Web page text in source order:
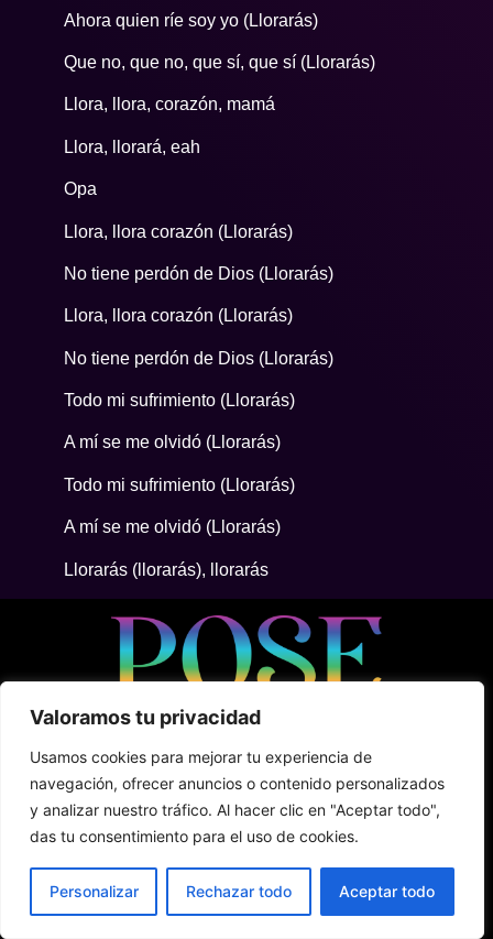
Valoramos tu privacidad
Usamos cookies para mejorar tu experiencia de
navegación, ofrecer anuncios o contenido personalizados
y analizar nuestro tráfico. Al hacer clic en "Aceptar todo",
das tu consentimiento para el uso de cookies.
Personalizar Rechazar todo Aceptar todo
Ahora quien ríe soy yo (Llorarás)
Que no, que no, que sí, que sí (Llorarás)
Llora, llora, corazón, mamá
Llora, llorará, eah
Opa
Llora, llora corazón (Llorarás)
No tiene perdón de Dios (Llorarás)
Llora, llora corazón (Llorarás)
No tiene perdón de Dios (Llorarás)
Todo mi sufrimiento (Llorarás)
A mí se me olvidó (Llorarás)
Todo mi sufrimiento (Llorarás)
A mí se me olvidó (Llorarás)
Llorarás (llorarás), llorarás
• 5ta Avenida Between 2Nte + Juarez, Cozumel
• +52 (1) 987 876 5100
• Shark Tank
Terms & ConditionsPrivacy Policy